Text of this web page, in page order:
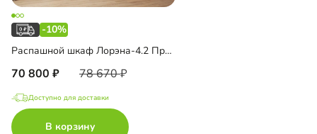
-10%
Распашной шкаф Лорэна-4.2 Премиум Эко с антресолью
70 800 78 670
Доступно для доставки
В корзину